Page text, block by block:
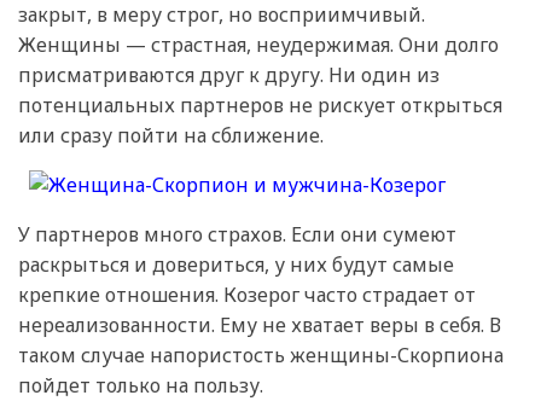
закрыт, в меру строг, но восприимчивый.
Женщины — страстная, неудержимая. Они долго
присматриваются друг к другу. Ни один из
потенциальных партнеров не рискует открыться
или сразу пойти на сближение.
У партнеров много страхов. Если они сумеют
раскрыться и довериться, у них будут самые
крепкие отношения. Козерог часто страдает от
нереализованности. Ему не хватает веры в себя. В
таком случае напористость женщины-Скорпиона
пойдет только на пользу.